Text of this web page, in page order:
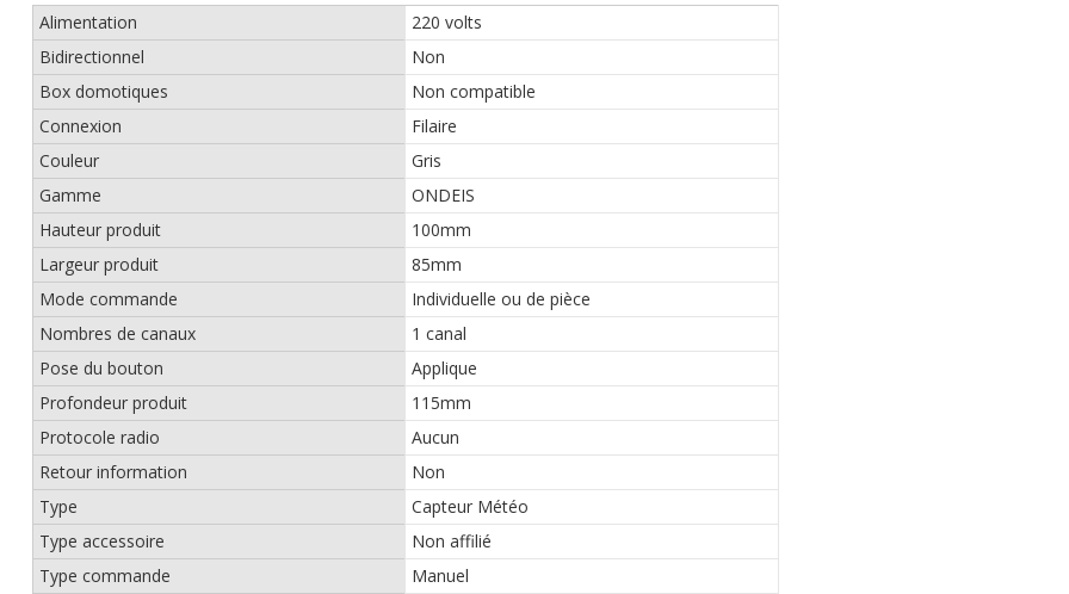
Alimentation
220 volts
Bidirectionnel
Non
Box domotiques
Non compatible
Connexion
Filaire
Couleur
Gris
Gamme
ONDEIS
Hauteur produit
100mm
Largeur produit
85mm
Mode commande
Individuelle ou de pièce
Nombres de canaux
1 canal
Pose du bouton
Applique
Profondeur produit
115mm
Protocole radio
Aucun
Retour information
Non
Type
Capteur Météo
Type accessoire
Non affilié
Type commande
Manuel